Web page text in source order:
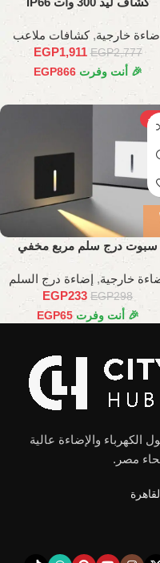
إضاءة خارجية,كشافات ملاعب
EGP2,777
EGP1,911
🎉 أنت وفرت EGP866
-
سبوت درج سلم مربع مخفي
خارجية, إضاءة درج السلم
EGP298
EGP233
🎉 أنت وفرت EGP65
الكهرباء والإضاءة عالية
مصر.